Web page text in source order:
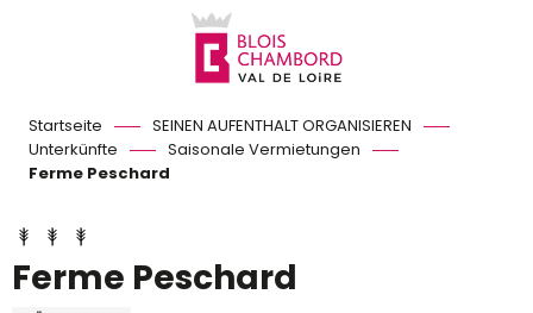
Startseite
SEINEN AUFENTHALT ORGANISIEREN
Unterkünfte
Saisonale Vermietungen
Ferme Peschard
Ferme Peschard